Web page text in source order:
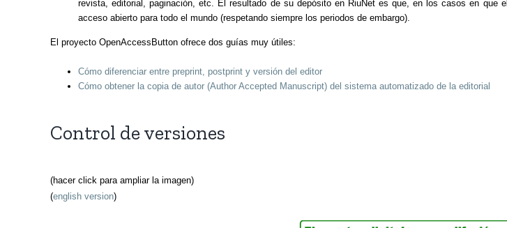
revista, editorial, paginación, etc. El resultado de su depósito en RiuNet es que, en los casos en
acceso abierto para todo el mundo (respetando siempre los periodos de embargo).
El proyecto OpenAccessButton ofrece dos guías muy útiles:
Cómo diferenciar entre preprint, postprint y versión del editor
Cómo obtener la copia de autor (Author Accepted Manuscript) del sistema automatizado de la editorial
Control de versiones
(hacer click para ampliar la imagen)
(english version)